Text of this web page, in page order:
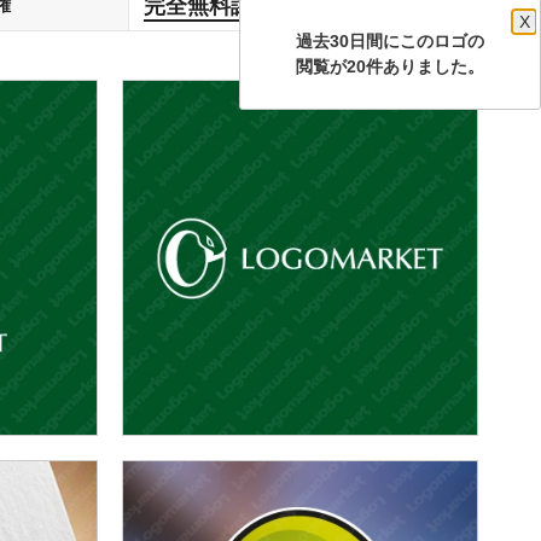
過去30日間にこのロゴの
X
閲覧が20件ありました。